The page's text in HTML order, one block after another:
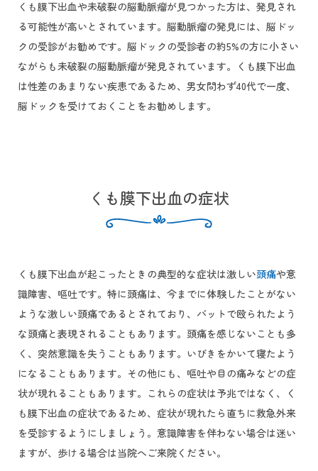
くも膜下出血や未破裂の脳動脈瘤が見つかった方は、発見され
る可能性が高いとされています。脳動脈瘤の発見には、脳ドッ
クの受診がお勧めです。脳ドックの受診者の約5%の方に小さい
ながらも未破裂の脳動脈瘤が発見されています。くも膜下出血
は性差のあまりない疾患であるため、男女問わず40代で一度、
脳ドックを受けておくことをお勧めします。
くも膜下出血の症状
くも膜下出血が起こったときの典型的な症状は激しい頭痛や意
識障害、嘔吐です。特に頭痛は、今までに体験したことがない
ような激しい頭痛であるとされており、バットで殴られたよう
な頭痛と表現されることもあります。頭痛を感じないことも多
く、突然意識を失うこともあります。いびきをかいて寝たよう
になることもあります。その他にも、嘔吐や目の痛みなどの症
状が現れることもあります。これらの症状は予兆ではなく、く
も膜下出血の症状であるため、症状が現れたら直ちに救急外来
を受診するようにしましょう。意識障害を伴わない場合は迷い
ますが、歩ける場合は当院へご来院ください。